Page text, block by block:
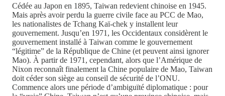
Cédée au Japon en 1895, Taiwan redevient chinoise en 1945.
Mais après avoir perdu la guerre civile face au PCC de Mao,
les nationalistes de Tchang Kaï-chek y installent leur
gouvernement. Jusqu’en 1971, les Occidentaux considèrent le
gouvernement installé à Taiwan comme le gouvernement
“légitime” de la République de Chine (et peuvent ainsi ignorer
Mao). À partir de 1971, cependant, alors que l’Amérique de
Nixon reconnaît finalement la Chine populaire de Mao, Taiwan
doit céder son siège au conseil de sécurité de l’ONU.
Commence alors une période d’ambiguïté diplomatique : pour